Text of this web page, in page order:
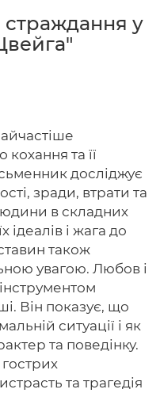
страждання у
кохання та її
досліджує
зради, втрати та
в складних
ідеалів і жага до
також
увагою. Любов і
Він показує, що
ситуації і як
та поведінку.
та трагедія